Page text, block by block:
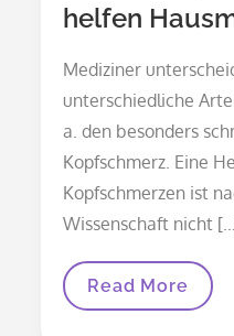
helfen
Mediziner
unterschiedliche
a. den besonders
Kopfschmerz. Eine
Kopfschmerzen ist
Wissenschaft nicht
Cluster-
Kopfschmerzen
Read More